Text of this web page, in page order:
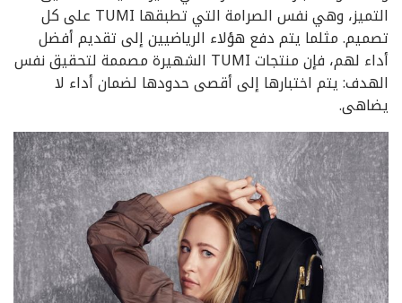
التميز، وهي نفس الصرامة التي تطبقها TUMI على كل
تصميم. مثلما يتم دفع هؤلاء الرياضيين إلى تقديم أفضل
أداء لهم، فإن منتجات TUMI الشهيرة مصممة لتحقيق نفس
الهدف: يتم اختبارها إلى أقصى حدودها لضمان أداء لا
يضاهى.